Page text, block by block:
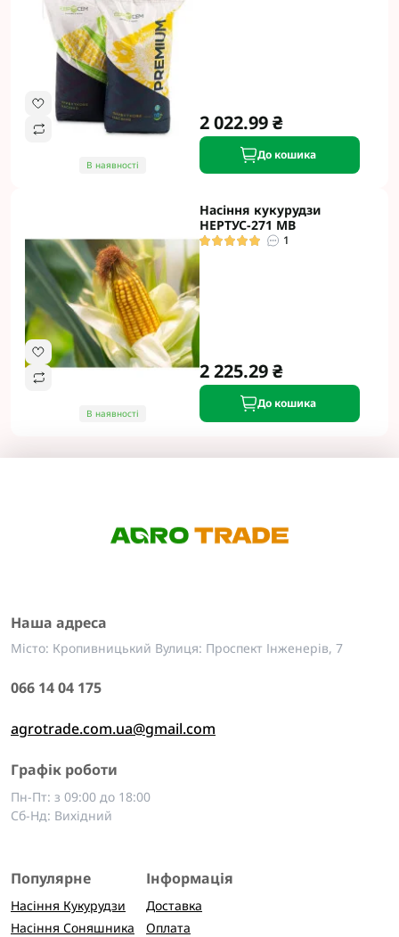
В наявності
2 022.99 ₴
До кошика
В наявності
Насіння кукурудзи
НЕРТУС-271 МВ
1
2 225.29 ₴
До кошика
Наша адреса
Місто: Кропивницький Вулиця: Проспект Інженерів, 7
066 14 04 175
agrotrade.com.ua@gmail.com
Графік роботи
Пн-Пт: з 09:00 до 18:00
Сб-Нд: Вихідний
Популярне
Насіння Кукурудзи
Насіння Соняшника
Інформація
Доставка
Оплата